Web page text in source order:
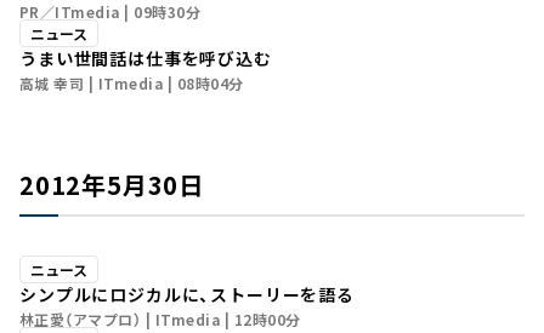
PR／ITmedia
09時30分
ニュース
うまい世間話は仕事を呼び込む
高城 幸司 ITmedia 08時04分
2012年5月30日
ニュース
シンプルにロジカルに、ストーリーを語る
林正愛（アマプロ） ITmedia
12時00分